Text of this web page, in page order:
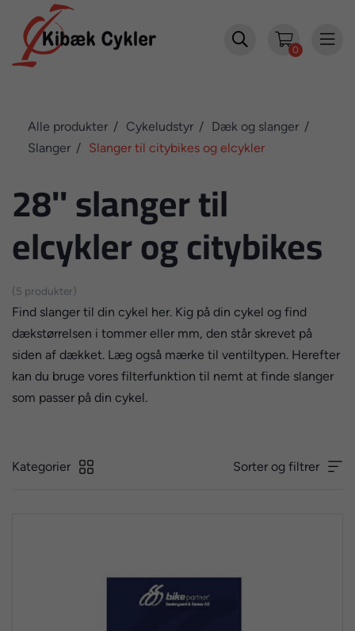

0

Alle produkter Cykeludstyr
Dæk og slanger
Slanger
Slanger til citybikes og elcykler
28'' slanger til
elcykler og citybikes
(5 produkter)
Find slanger til din cykel her. Kig på din cykel og find
dækstørrelsen i tommer eller mm, den står skrevet på
siden af dækket. Læg også mærke til ventiltypen. Herefter
kan du bruge vores filterfunktion til nemt at finde slanger
som passer på din cykel.
Kategorier Sorter og filtrer